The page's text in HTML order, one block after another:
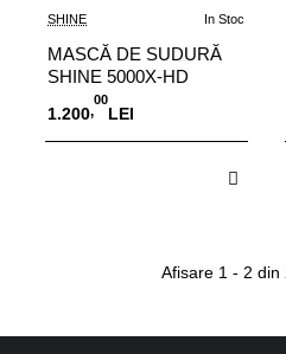
SHINE In Stoc
MASCĂ DE SUDURĂ
SHINE 5000X-HD
1.200,
00
LEI
Afisare 1 - 2 din